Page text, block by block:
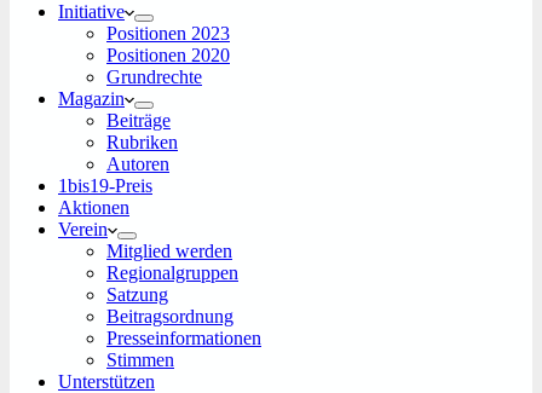
Initiative
Positionen 2023
Positionen 2020
Grundrechte
Magazin
Beiträge
Rubriken
Autoren
1bis19-Preis
Aktionen
Verein
Mitglied werden
Regionalgruppen
Satzung
Beitragsordnung
Presseinformationen
Stimmen
Unterstützen